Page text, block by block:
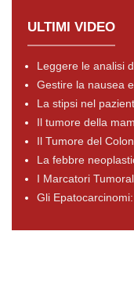
ULTIMI VIDEO
Leggere le analisi
Gestire la nausea
La stipsi nel
Il tumore della
Il Tumore del
La febbre
I Marcatori
Gli